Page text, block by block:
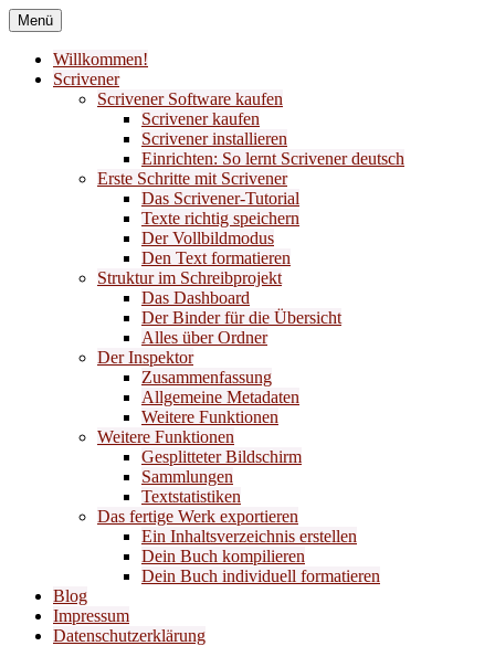
Zum
Inhalt
springen
Liber Laetitia
Buchempfehlungen
Menü
Willkommen!
Scrivener
Scrivener Software kaufen
Scrivener kaufen
Scrivener installieren
Einrichten: So lernt Scrivener deutsch
Erste Schritte mit Scrivener
Das Scrivener-Tutorial
Texte richtig speichern
Der Vollbildmodus
Den Text formatieren
Struktur im Schreibprojekt
Das Dashboard
Der Binder für die Übersicht
Alles über Ordner
Der Inspektor
Zusammenfassung
Allgemeine Metadaten
Weitere Funktionen
Weitere Funktionen
Gesplitteter Bildschirm
Sammlungen
Textstatistiken
Das fertige Werk exportieren
Ein Inhaltsverzeichnis erstellen
Dein Buch kompilieren
Dein Buch individuell formatieren
Blog
Impressum
Datenschutzerklärung